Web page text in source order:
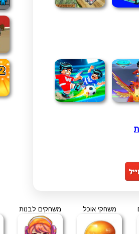
משחקי אוכל משחקים לבנות